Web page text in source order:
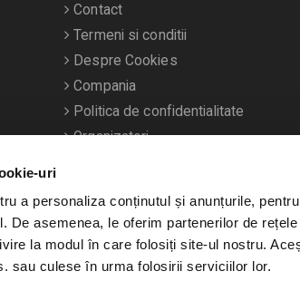
uri
a personaliza conținutul și anunțurile,
De asemenea, le oferim partenerilor de
la modul în care folosiți site-ul nostru.
sau culese în urma folosirii serviciilor lor.
Contact
Termeni si conditii
Despre Cookies
Compania
Politica de confidentialitate
Organizatori